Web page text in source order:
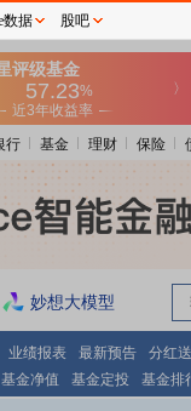
行 基金 理财 保险
妙想大模型
业绩报表 最新预告 分红
基金净值 基金定投 基金排
数据 股吧